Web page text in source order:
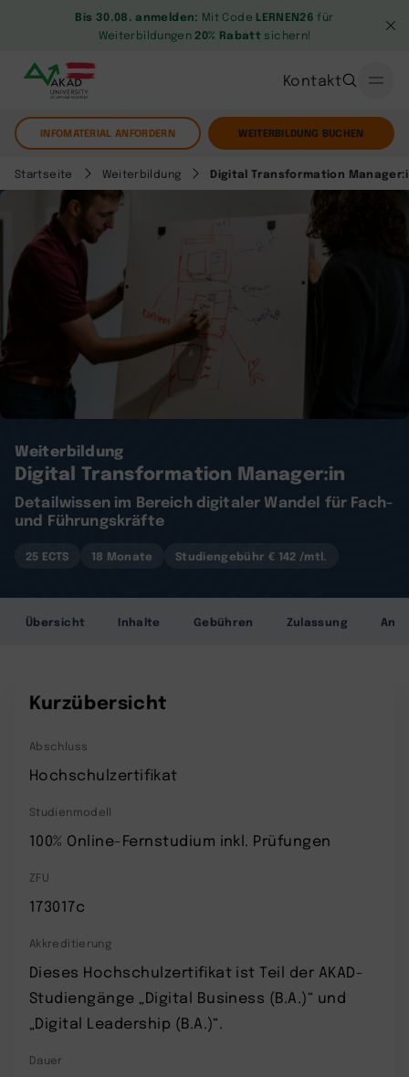
Bis 30.08. anmelden: Mit Code LERNEN26 für
Weiterbildungen20% Rabatt sichern!
Kontakt
INFOMATERIAL ANFORDERN WEITERBILDUNG BUCHEN
Startseite Weiterbildung Digital Transformation
Weiterbildung
Digital Transformation Manager:in
Detailwissen im Bereich digitaler Wandel für Fach-
und Führungskräfte
25 ECTS 18 Monate Studiengebühr € 142 /mtl.
Übersicht Inhalte Gebühren Zulassung
Kurzübersicht
Abschluss
Hochschulzertifikat
Studienmodell
100% Online-Fernstudium inkl. Prüfungen
ZFU
173017c
Akkreditierung
Dieses Hochschulzertifikat ist Teil der AKAD-
Studiengänge „Digital Business (B.A.)“ und
„Digital Leadership (B.A.)“.
Dauer